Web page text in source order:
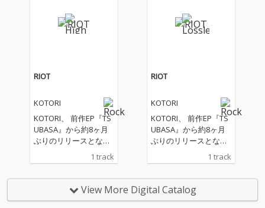
RIOT
KOTORI
KOTORI、 前作EP『TS
UBASA』から約8ヶ月
ぶりのリリースとなる
新曲「RIOT」を配信リ
リース！！
1 track
RIOT
KOTORI
KOTORI、 前作EP『TS
UBASA』から約8ヶ月
ぶりのリリースとなる
新曲「RIOT」を配信リ
リース！！
1 track
View More Digital Catalog